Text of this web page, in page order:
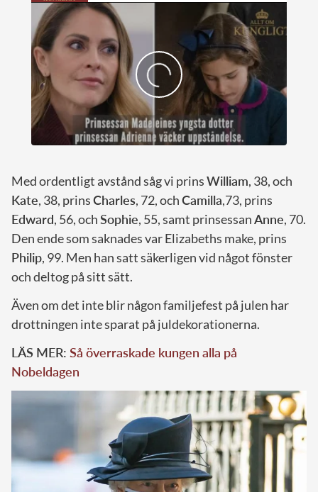
Med ordentligt avstånd såg vi prinsWilliam, 38, och
Kate, 38, prinsCharles, 72, ochCamilla,73, prins
Edward, 56, ochSophie, 55, samt prinsessanAnne, 70.
Den ende som saknades var Elizabeths make, prins
Philip, 99. Men han satt säkerligen vid något fönster
och deltog på sitt sätt.
Även om det inte blir någon familjefest på julen har
drottningen inte sparat på juldekorationerna.
LÄS MER: Så överraskade kungen alla på
Nobeldagen